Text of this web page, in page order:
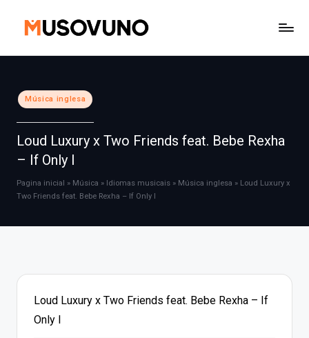
Posted
in
Música inglesa
Loud Luxury x Two Friends feat. Bebe Rexha
– If Only I
Pagina inicial » Música » Idiomas musicais » Música inglesa » Loud Luxury x
Two Friends feat. Bebe Rexha – If Only I
Loud Luxury x Two Friends feat. Bebe Rexha – If
Only I